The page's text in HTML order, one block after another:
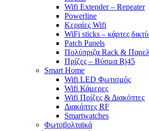
Wifi Extender – Repeater
Powerline
Κεραίες Wifi
WiFi sticks – κάρτες
Patch Panels
Πολύπριζα Rack &
Πρίζες – Βύσμα Rj45
Smart Home
Wifi LED Φωτισμός
Wifi Κάμερες
Wifi Πρίζες & Διακόπτες
Διακόπτες RF
Smartwatches
Φωτοβολταϊκά